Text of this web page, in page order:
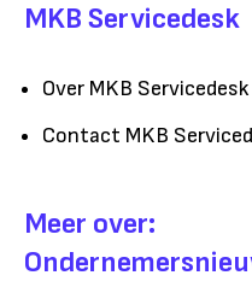
MKB Servicedesk
Over MKB Servicedesk
Contact MKB
Meer over: